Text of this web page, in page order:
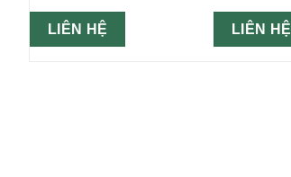
LIÊN HỆ LIÊN HỆ